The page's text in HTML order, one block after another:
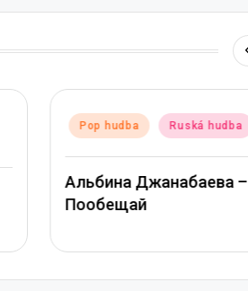
Posted
Pop hudba Ruská hudba
Альбина Джанабаева –
Пообещай